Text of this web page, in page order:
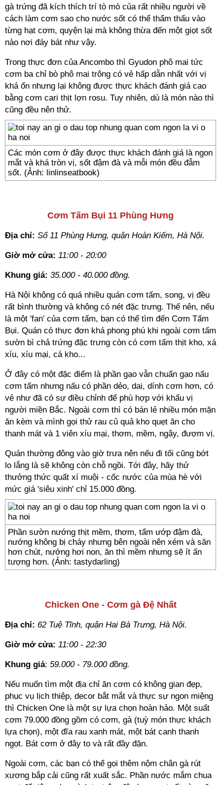
gà trứng đã kích thích trí tò mò của rất nhiều người về
cách làm cơm sao cho nước sốt có thể thẩm thấu vào
từng hạt cơm, quyện lại mà không thừa đến một giọt sốt
nào nơi đáy bát như vậy.
Trong thực đơn của Ancombo thì Gyudon phô mai tức
cơm ba chỉ bò phô mai trông có vẻ hấp dẫn nhất với vị
khá ổn nhưng lại không được thực khách đánh giá cao
bằng cơm cari thịt lợn rosu. Tuy nhiên, dù là món nào thì
cũng đều nên thử.
Các món cơm ở đây được thực khách đánh giá là ngon
mắt và khá tròn vị, sốt đậm đà và mỗi món đều đẫm
sốt. (Ảnh: linlinseatbook)
Cơm Tấm Bụi 11 Phùng Hưng
Địa chỉ: Số 11 Phùng Hưng, quận Hoàn Kiếm, Hà Nội.
Giờ mở cửa: 11:00 - 20:00
Khung giá: 35.000 - 40.000 đồng.
Hà Nội không có quá nhiều quán cơm tấm, song, vị đều
rất bình thường và không có nét đặc trưng. Thế nên, nếu
là một 'fan' của cơm tấm, bạn có thể tìm đến Cơm Tấm
Bụi. Quán có thực đơn khá phong phú khi ngoài cơm tấm
sườn bì chả trứng đặc trưng còn có cơm tấm thịt kho, xá
xíu, xíu mại, cá kho...
Ở đây có một đặc điểm là phần gạo vẫn chuẩn gạo nấu
cơm tấm nhưng nấu có phần dẻo, dai, dính cơm hơn, có
vẻ như đã có sự điều chỉnh để phù hợp với khẩu vị
người miền Bắc. Ngoài cơm thì có bán lẻ nhiều món mặn
ăn kèm và mình gọi thử rau củ quả kho quẹt ăn cho
thanh mát và 1 viên xíu mại, thơm, mềm, ngậy, đượm vị.
Quán thường đông vào giờ trưa nên nếu đi tối cũng bớt
lo lắng là sẽ không còn chỗ ngồi. Tới đây, hãy thử
thưởng thức quất xí muội - cốc nước của mùa hè với
mức giá 'siêu xinh' chỉ 15.000 đồng.
Phần sườn nướng thịt mềm, thơm, tẩm ướp đậm đà,
nướng không bị cháy nhưng bên ngoài nên xém và săn
hơn chút, nướng hơi non, ăn thì mềm nhưng sẽ ít ấn
tượng hơn. (Ảnh: tastydarling)
Chicken One - Cơm gà Đệ Nhất
Địa chỉ: 62 Tuệ Tĩnh, quận Hai Bà Trưng, Hà Nội.
Giờ mở cửa: 11:00 - 22:30
Khung giá: 59.000 - 79.000 đồng.
Nếu muốn tìm một địa chỉ ăn cơm có không gian đẹp,
phục vụ lịch thiệp, decor bắt mắt và thực sự ngon miệng
thì Chicken One là một sự lựa chọn hoàn hảo. Một suất
cơm 79.000 đồng gồm có cơm, gà (tuỳ món thực khách
lựa chọn), một đĩa rau xanh mát, một bát canh thanh
ngọt. Bát cơm ở đây to và rất đầy đặn.
Ngoài cơm, các bạn có thể gọi thêm nộm chân gà rút
xương bắp cải cũng rất xuất sắc. Phần nước mắm chua